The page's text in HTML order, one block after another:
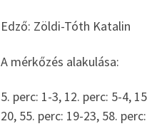
Edző: Zöldi-Tóth Katalin
A mérkőzés alakulása:
5. perc: 1-3, 12. perc: 5-4,
20, 55. perc: 19-23, 58.